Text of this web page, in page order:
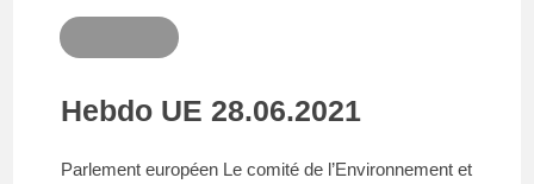
Hebdo UE 28.06.2021
Parlement européen Le comité de l’Environnement et